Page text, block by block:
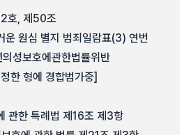
호, 제50조
운 원심 별지 범죄일람표(3) 연번
성보호에관한법률위반
한 형에 경합범가중]
관한 특례법 제16조 제3항